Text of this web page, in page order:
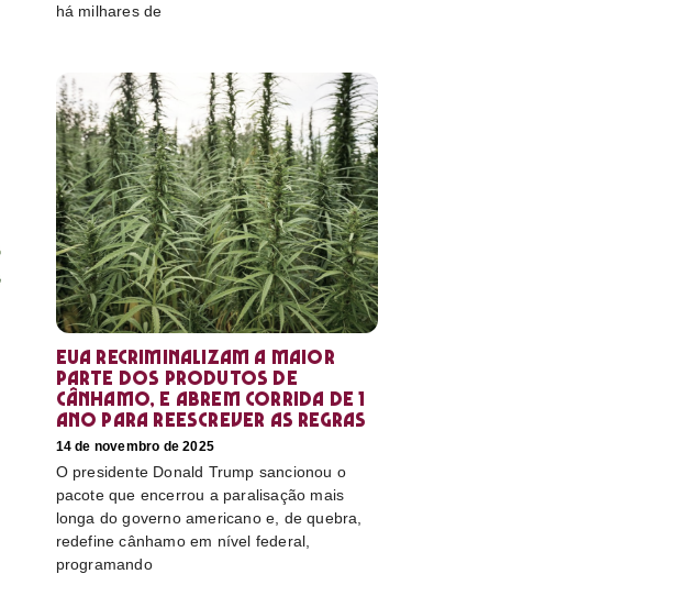
há milhares de
EUA recriminalizam a maior
parte dos produtos de
cânhamo, e abrem corrida de 1
ano para reescrever as regras
14 de novembro de 2025
O presidente Donald Trump sancionou o
pacote que encerrou a paralisação mais
longa do governo americano e, de quebra,
redefine cânhamo em nível federal,
programando